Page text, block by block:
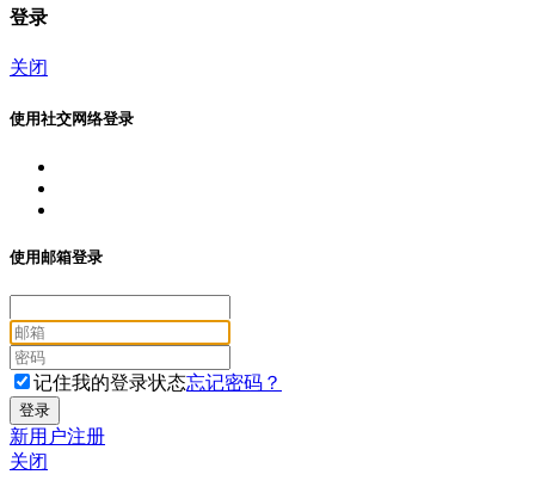
登录
关闭
使用社交网络登录
使用邮箱登录
记住我的登录状态忘记密码？
新用户注册
关闭